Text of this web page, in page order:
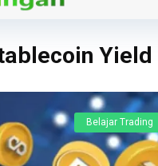
Belajar Trading